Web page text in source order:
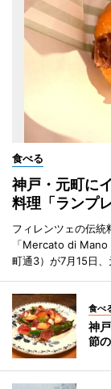
食べる
神戸・元町に
料理「ランプ
フィレンツェの伝統
「Mercato di Mano
町通3）が7月15日、
食べ
神
節